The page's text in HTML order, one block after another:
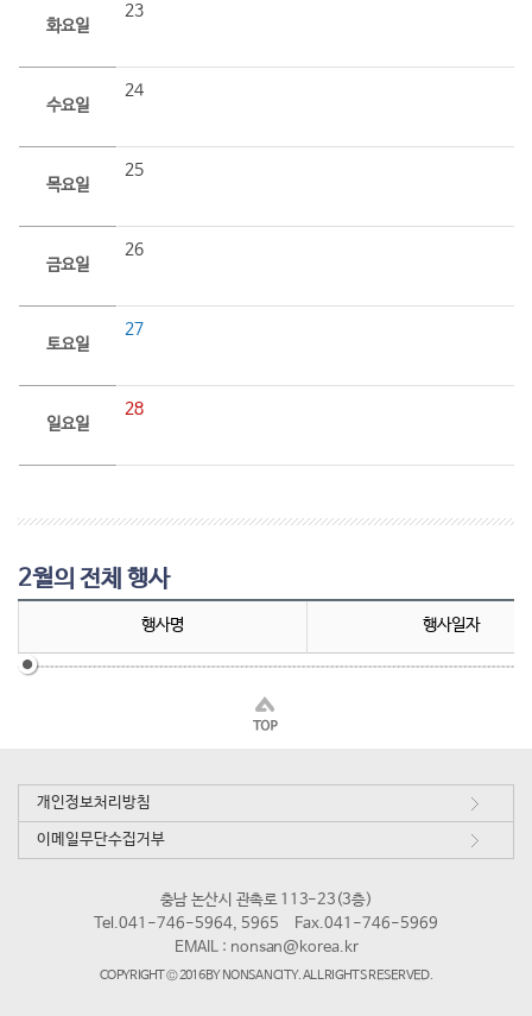
화요일
23
수요일
24
목요일
25
금요일
26
토요일
27
일요일
28
2월의 전체 행사
행사명 행사일자
개인정보처리방침
이메일무단수집거부
충남 논산시 관촉로 113-23(3층)
Tel.041-746-5964, 5965
Fax.041-746-5969
EMAIL : nonsan@korea.kr
COPYRIGHT © 2016 BY NONSAN CITY. ALL RIGHTS RESERVED.